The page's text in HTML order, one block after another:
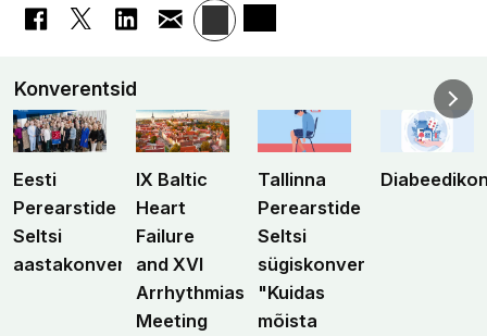
Konverentsid
Eesti
Perearstide
Seltsi
aastakonverents
IX Baltic
Heart
Failure
and XVI
Arrhythmias
Meeting
Tallinna
Perearstide
Seltsi
sügiskonverents
"Kuidas
mõista